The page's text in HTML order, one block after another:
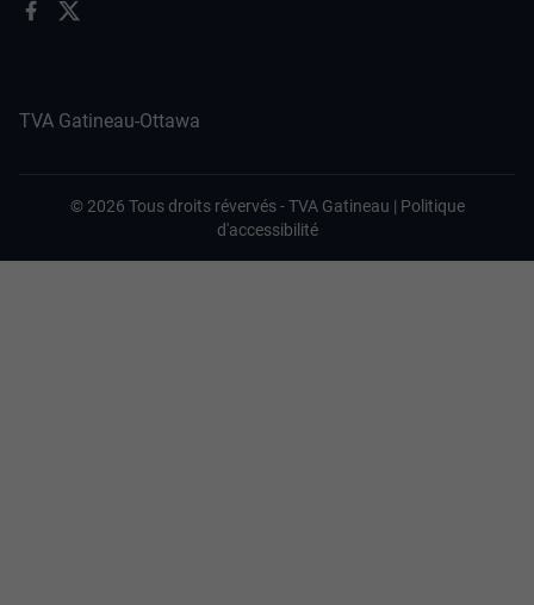
TVA Gatineau-Ottawa
© 2026 Tous droits révervés -TVA Gatineau | Politique
d'accessibilité